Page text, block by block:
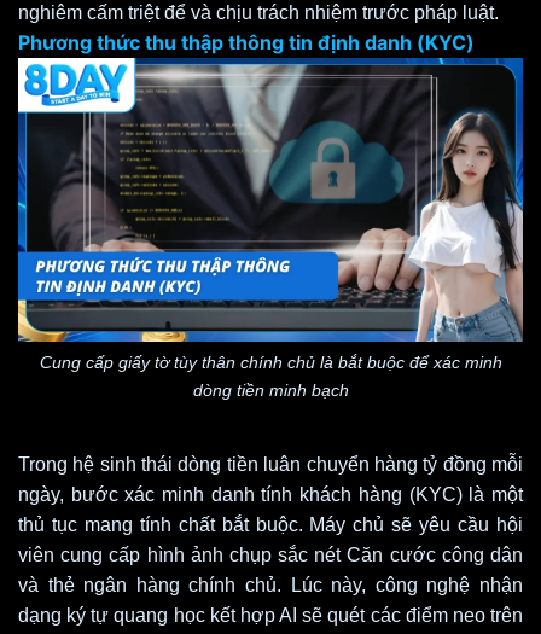
nghiêm cấm triệt để và chịu trách nhiệm trước pháp luật.
Phương thức thu thập thông tin định danh (KYC)
Cung cấp giấy tờ tùy thân chính chủ là bắt buộc để xác minh
dòng tiền minh bạch
Trong hệ sinh thái dòng tiền luân chuyển hàng tỷ đồng mỗi
ngày, bước xác minh danh tính khách hàng (KYC) là một
thủ tục mang tính chất bắt buộc. Máy chủ sẽ yêu cầu hội
viên cung cấp hình ảnh chụp sắc nét Căn cước công dân
và thẻ ngân hàng chính chủ. Lúc này, công nghệ nhận
dạng ký tự quang học kết hợp AI sẽ quét các điểm neo trên